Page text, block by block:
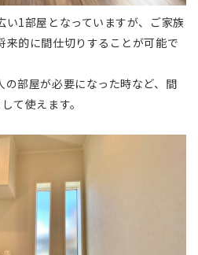
い1部屋となっていますが、ご家族
来的に間仕切りすることが可能で
の部屋が必要になった時など、間
て使えます。